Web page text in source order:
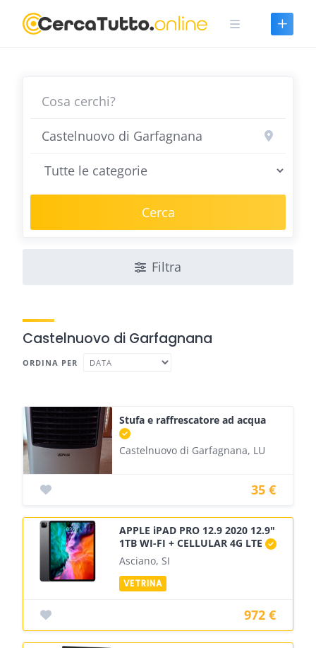
Cerca
Filtra
Castelnuovo di Garfagnana
ORDINA PER
Stufa e raffrescatore ad acqua
Castelnuovo di Garfagnana, LU
35 €
APPLE iPAD PRO 12.9 2020 12.9"
1TB WI-FI + CELLULAR 4G LTE
Asciano, SI
972 €